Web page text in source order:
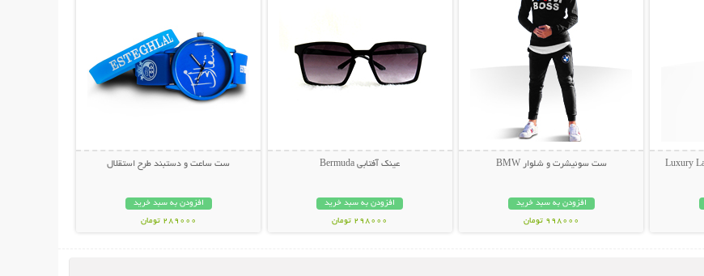
ست سوئیشرت و شلوار BMW
افزودن به سبد خرید
998000 تومان
عینک آفتابی Bermuda
افزودن به سبد خرید
298000 تومان
ست ساعت و دستبند طرح استقلال
افزودن به سبد خرید
289000 تومان